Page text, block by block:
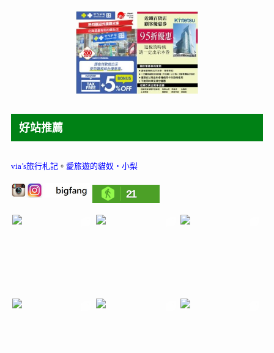
好站推薦
via’s旅行札記。 愛旅遊的貓奴‧小梨
21